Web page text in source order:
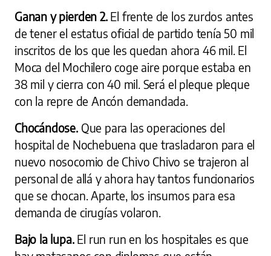
Ganan y pierden 2.El frente de los zurdos antes
de tener el estatus oficial de partido tenía 50 mil
inscritos de los que les quedan ahora 46 mil. El
Moca del Mochilero coge aire porque estaba en
38 mil y cierra con 40 mil. Será el pleque pleque
con la repre de Ancón demandada.
Chocándose. Que para las operaciones del
hospital de Nochebuena que trasladaron para el
nuevo nosocomio de Chivo Chivo se trajeron al
personal de allá y ahora hay tantos funcionarios
que se chocan. Aparte, los insumos para esa
demanda de cirugías volaron.
Bajo la lupa.El run run en los hospitales es que